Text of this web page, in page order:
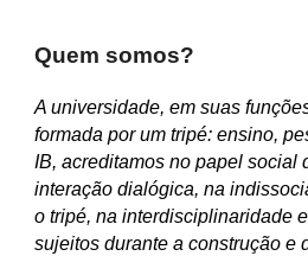
Quem somos?
A universidade, em suas
formada por um tripé: ensino,
IB, acreditamos no papel social
interação dialógica, na
o tripé, na interdisciplinaridade
sujeitos durante aconstruçãoe